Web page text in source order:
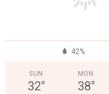
42%
SUN
32°
MON
38°